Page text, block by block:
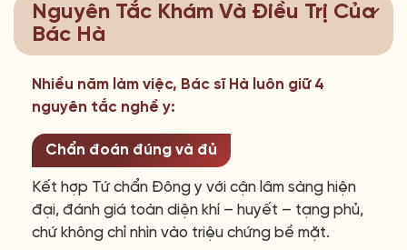
Nguyên Tắc Khám Và Điều Trị Của
Bác Hà
Nhiều năm làm việc, Bác sĩ Hà luôn giữ 4
nguyên tắc nghề y:
Chẩn đoán đúng và đủ
Kết hợp Tứ chẩn Đông y với cận lâm sàng hiện
đại, đánh giá toàn diện khí – huyết – tạng phủ,
chứ không chỉ nhìn vào triệu chứng bề mặt.